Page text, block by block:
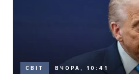
СВІТ ВЧОРА, 10:41